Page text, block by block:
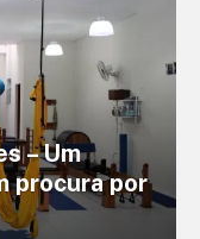
– Um
procura por